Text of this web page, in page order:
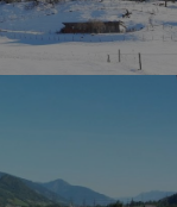
unser Sucher